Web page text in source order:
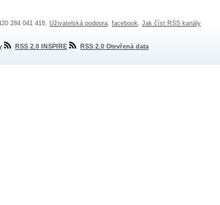
284 041 416, Uživatelská podpora, facebook, Jak číst RSS kanály
RSS 2.0 INSPIRE RSS 2.0 Otevřená data